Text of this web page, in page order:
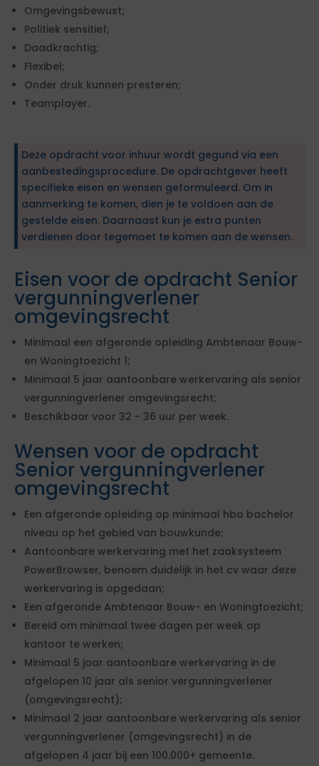
Omgevingsbewust;
Politiek sensitief;
Daadkrachtig;
Flexibel;
Onder druk kunnen presteren;
Teamplayer.
Deze opdracht voor inhuur wordt gegund via een
aanbestedingsprocedure. De opdrachtgever heeft
specifieke eisen en wensen geformuleerd. Om in
aanmerking te komen, dien je te voldoen aan de
gestelde eisen. Daarnaast kun je extra punten
verdienen door tegemoet te komen aan de wensen.
Eisen voor de opdracht Senior
vergunningverlener
omgevingsrecht
Minimaal een afgeronde opleiding Ambtenaar Bouw-
en Woningtoezicht 1;
Minimaal 5 jaar aantoonbare werkervaring als senior
vergunningverlener omgevingsrecht;
Beschikbaar voor 32 - 36 uur per week.
Wensen voor de opdracht
Senior vergunningverlener
omgevingsrecht
Een afgeronde opleiding op minimaal hbo bachelor
niveau op het gebied van bouwkunde;
Aantoonbare werkervaring met het zaaksysteem
PowerBrowser, benoem duidelijk in het cv waar deze
werkervaring is opgedaan;
Een afgeronde Ambtenaar Bouw- en Woningtoezicht;
Bereid om minimaal twee dagen per week op
kantoor te werken;
Minimaal 5 jaar aantoonbare werkervaring in de
afgelopen 10 jaar als senior vergunningverlener
(omgevingsrecht);
Minimaal 2 jaar aantoonbare werkervaring als senior
vergunningverlener (omgevingsrecht) in de
afgelopen 4 jaar bij een 100.000+ gemeente.